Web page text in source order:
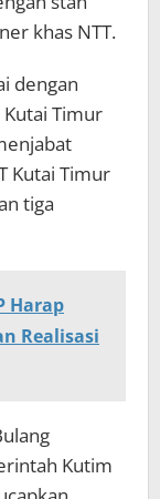
khas NTT.
dengan
Timur
Kutai Timur
tiga
Harap
Realisasi
Kutim